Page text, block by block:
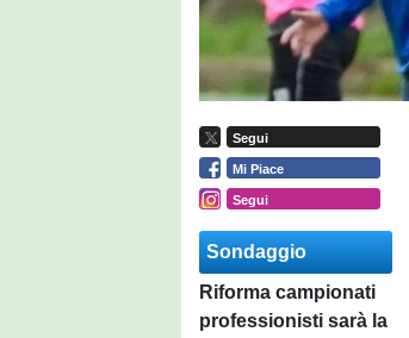
Segui
Mi Piace
Segui
Sondaggio
Riforma campionati
professionisti sarà la